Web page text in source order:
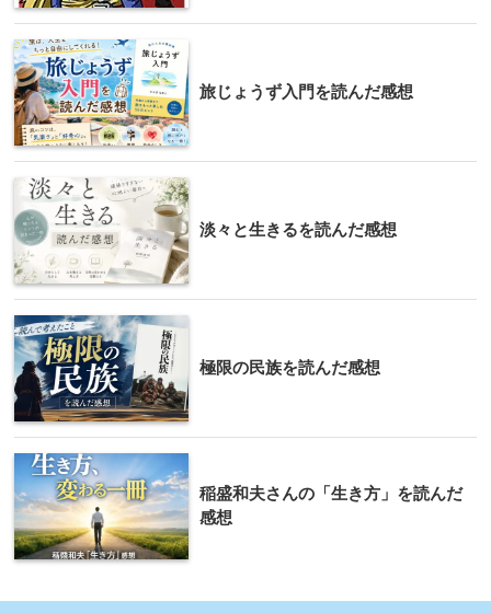
旅じょうず入門を読んだ感想
淡々と生きるを読んだ感想
極限の民族を読んだ感想
稲盛和夫さんの「生き方」を読んだ
感想